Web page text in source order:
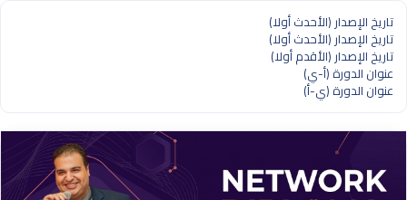
تاريخ الإصدار (الأحدث أولا)
تاريخ الإصدار (الأحدث أولا)
تاريخ الإصدار (الأقدم أولا)
عنوان الدورة (أ-ي)
عنوان الدورة (ي-أ)